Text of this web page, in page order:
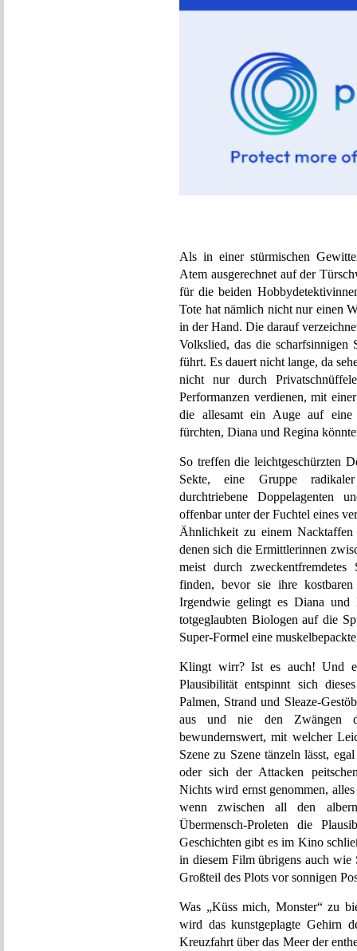
Als in einer stürmischen
Atem ausgerechnet auf der
für die beiden
Tote hat nämlich nicht nur einen
in der Hand. Die darauf
Volkslied, das die scharfsinnigen
führt. Es dauert nicht lange, da
nicht nur durch
Performanzen verdienen, mit
die allesamt ein Auge auf eine
fürchten, Diana und Regina
So treffen die leichtgeschürzten
Sekte, eine Gruppe radikaler
durchtriebene Doppelagenten
offenbar unter der Fuchtel eines
Ähnlichkeit zu einem
denen sich die Ermittlerinnen
meist durch
finden, bevor sie ihre kostbaren
Irgendwie gelingt es Diana und
totgeglaubten Biologen auf die
Super-Formel eine
Klingt wirr? Ist es auch! Und
Plausibilität entspinnt sich
Palmen, Strand und Sleaze-
aus und nie den Zwängen
bewundernswert, mit welcher
Szene zu Szene tänzeln lässt,
oder sich der Attacken
Nichts wird ernst genommen,
wenn zwischen all den
Übermensch-Proleten die
Geschichten gibt es im Kino
in diesem Film übrigens auch wie
Großteil des Plots vor sonnigen
Was „Küss mich, Monster“ zu
wird das kunstgeplagte Gehirn
Kreuzfahrt über das Meer der